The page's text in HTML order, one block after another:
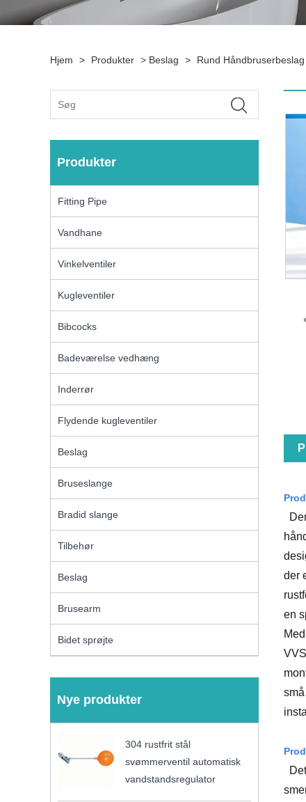
Hjem > Produkter > Beslag > Rund
Produkter
Fitting Pipe
Vandhane
Vinkelventiler
Kugleventiler
Bibcocks
Badeværelse vedhæng
Inderrør
Flydende kugleventiler
Beslag
Bruseslange
Bradid slange
Tilbehør
Beslag
Brusearm
Bidet sprøjte
Nye produkter
304 rustfrit stål
svømmerventil automatisk
vandstandsregulator
der
en